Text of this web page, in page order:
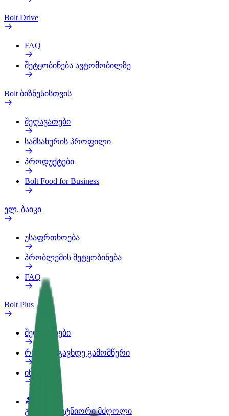
Bolt Drive
FAQ
შეტყობინება ავტომობილზე
Bolt ბიზნესისთვის
შეღავათები
სამსახურის პროფილი
პროდუქტები
Bolt Food for Business
ელ. ბაიკი
უსაფრთხოება
პრობლემის შეტყობინება
FAQ
Bolt Plus
შეღავათები
როგორ გავხდე გამომწერი
ინფო
გახდი პარტნიორი მძღოლი